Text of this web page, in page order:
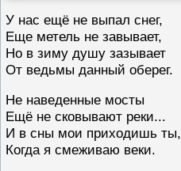
У нас ещё не выпал снег,
Еще метель не завывает,
Но в зиму душу зазывает
От ведьмы данный оберег.
Не наведенные мосты
Ещё не сковывают реки...
И в сны мои приходишь ты,
Когда я смеживаю веки.